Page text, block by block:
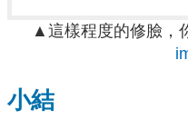
▲ 這樣程度的修臉，
小結